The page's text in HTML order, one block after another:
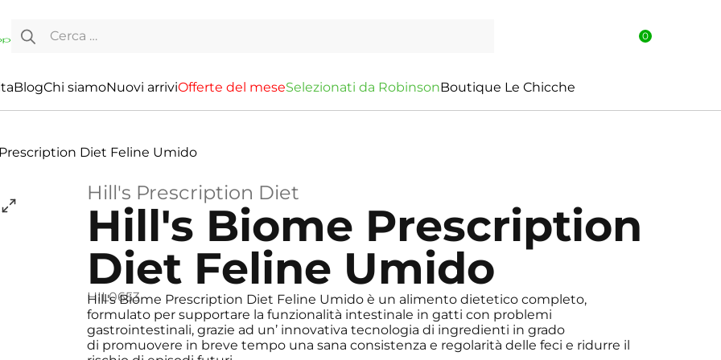
Ricerca per:
0
BlogChi siamoNuovi arriviOfferte del meseSelezionati da RobinsonBoutique Le Chicche
Prescription Diet Feline Umido
Hill's Prescription Diet
Hill's Biome Prescription
Diet Feline Umido
HIL0653
Hill's Biome Prescription Diet Feline Umido è un alimento dietetico completo,
formulato per supportare la funzionalità intestinale in gatti con problemi
gastrointestinali, grazie ad un’ innovativa tecnologia di ingredienti in grado
di promuovere in breve tempo una sana consistenza e regolarità delle feci e ridurre il